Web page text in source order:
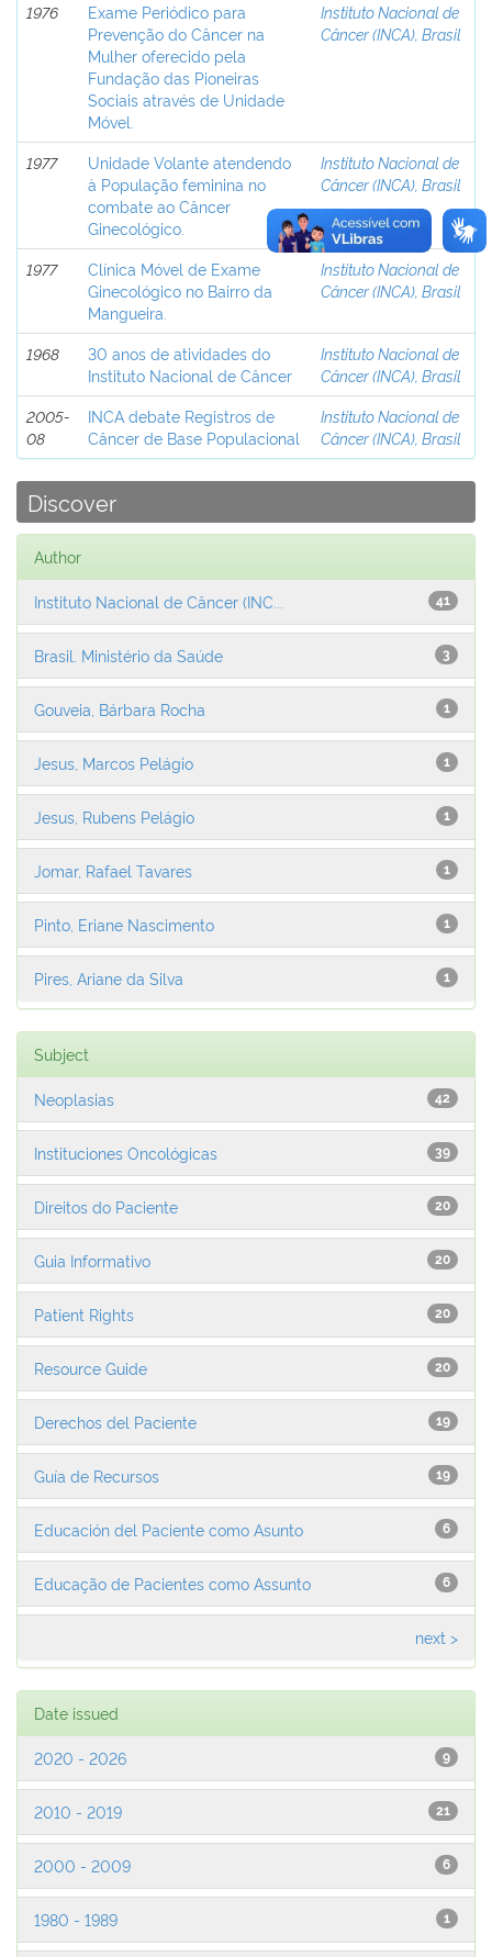
1976
Exame Periódico para
Prevenção do Câncer na
Mulher oferecido pela
Fundação das Pioneiras
Sociais através de Unidade
Móvel.
Instituto Nacional de
Câncer (INCA), Brasil
1977
Unidade Volante atendendo
à População feminina no
combate ao Câncer
Ginecológico.
Instituto Nacional de
Câncer (INCA), Brasil
1977
Clínica Móvel de Exame
Ginecológico no Bairro da
Mangueira.
Instituto Nacional de
Câncer (INCA), Brasil
1968
30 anos de atividades do
Instituto Nacional de Câncer
Instituto Nacional de
Câncer (INCA), Brasil
2005-
08
INCA debate Registros de
Câncer de Base Populacional
Instituto Nacional de
Câncer (INCA), Brasil
Discover
Author
41
Instituto Nacional de Câncer (INC...
3
Brasil. Ministério da Saúde
1
Gouveia, Bárbara Rocha
1
Jesus, Marcos Pelágio
1
Jesus, Rubens Pelágio
1
Jomar, Rafael Tavares
1
Pinto, Eriane Nascimento
1
Pires, Ariane da Silva
Subject
42
Neoplasias
39
Instituciones Oncológicas
20
Direitos do Paciente
20
Guia Informativo
20
Patient Rights
20
Resource Guide
19
Derechos del Paciente
19
Guía de Recursos
6
Educación del Paciente como Asunto
6
Educação de Pacientes como Assunto
next >
Date issued
9
2020 - 2026
21
2010 - 2019
6
2000 - 2009
1
1980 - 1989